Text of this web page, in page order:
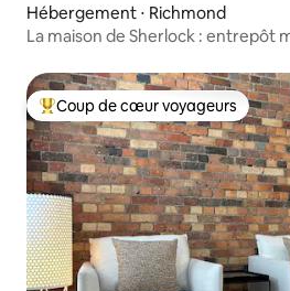
Hébergement ⋅ Richmond
La maison de Sherlock : entrepôt
Coups de cœur voyageurs les plus
Coup de cœur voyageurs